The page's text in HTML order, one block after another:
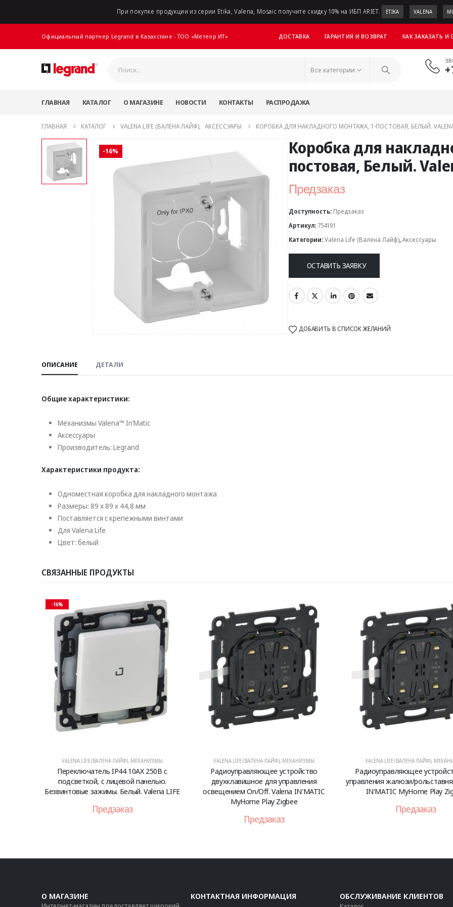
При покупке продукции из серии Etika, Valena, Mosaic получите скидку 10% на ИБП ARIET. ETIKA VALENA
Официальный партнер Legrand в Казахстане - ТОО «Метеор ИТ» ДОСТАВКА ГАРАНТИЯ И ВОЗВРАТ КАК ЗАКАЗАТЬ
Все категории
ГЛАВНАЯ КАТАЛОГ О МАГАЗИНЕ НОВОСТИ КОНТАКТЫ РАСПРОДАЖА
ГЛАВНАЯ КАТАЛОГ VALENA LIFE (ВАЛЕНА ЛАЙФ), АКСЕССУАРЫ КОРОБКА ДЛЯ НАКЛАДНОГО МОНТАЖА, 1-ПОСТОВАЯ, БЕЛЫЙ.
-16%
Коробка для
постовая, Белый.
Предзаказ
Доступность: Предзаказ
Артикул: 754191
Категории:Valena Life (Валена Лайф),Аксессуары
ОСТАВИТЬ ЗАЯВКУ
ДОБАВИТЬ В СПИСОК ЖЕЛАНИЙ
ОПИСАНИЕ ДЕТАЛИ
Общие характеристики:
Механизмы Valena™ In’Matic
Аксессуары
Производитель: Legrand
Характеристики продукта:
Одноместная коробка для накладного монтажа
Размеры: 89 x 89 x 44,8 мм
Поставляется с крепежными винтами
Для Valena Life
Цвет: белый
СВЯЗАННЫЕ ПРОДУКТЫ
-16%
VALENA LIFE (ВАЛЕНА ЛАЙФ), МЕХАНИЗМЫ
Переключатель IP44 10АХ 250В с
подсветкой, с лицевой панелью.
Безвинтовые зажимы. Белый. Valena LIFE
Предзаказ
VALENA LIFE (ВАЛЕНА ЛАЙФ), МЕХАНИЗМЫ
Радиоуправляющее устройство
двухклавишное для управления
освещением On/Off. Valena IN'MATIC
MyHome Play Zigbee
Предзаказ
VALENA LIFE (ВАЛЕНА ЛАЙФ),
Радиоуправляющее
управления жалюзи/
IN'MATIC MyHome Play
Предзаказ
О МАГАЗИНЕ КОНТАКТНАЯ ИНФОРМАЦИЯ ОБСЛУЖИВАНИЕ КЛИЕНТОВ